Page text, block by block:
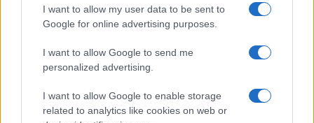
I want to allow my user data to be sent to
Google for online advertising purposes.
I want to allow Google to send me
personalized advertising.
I want to allow Google to enable storage
related to analytics like cookies on web or
Valérie Lesort és Christian Hecq új színrevitelében Lully
partitúráit áttették a balkáni zene hangjainak és ritmusainak
univerzumába. A balkáni zene lendülete diktálja ennek a
vígjáték-balettnek a fergeteges tempóját, és jól illik a mű